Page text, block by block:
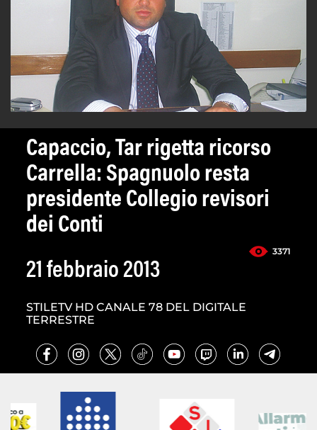
Capaccio, Tar rigetta ricorso
Carrella: Spagnuolo resta
presidente Collegio revisori
dei Conti
3371
21 febbraio 2013
STILETV HD CANALE 78 DEL DIGITALE
TERRESTRE